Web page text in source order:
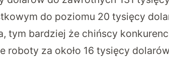
do poziomu 20 tysięcy
tym bardziej że chińscy
roboty za około 16 tysięcy dolarów